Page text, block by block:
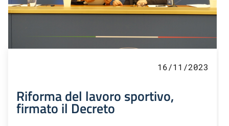
16/11/2023
Riforma del lavoro sportivo,
firmato il Decreto